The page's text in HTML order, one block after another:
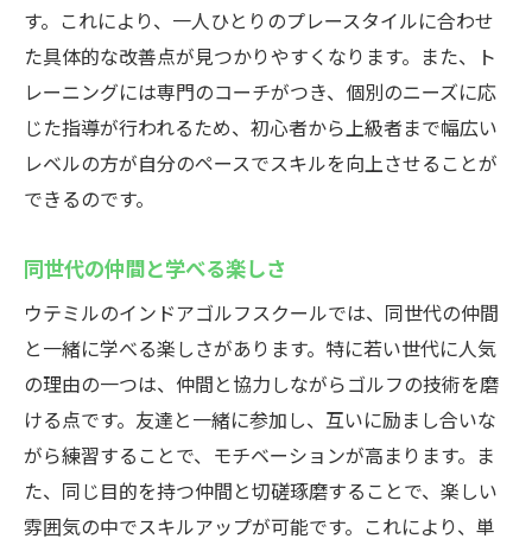
す。これにより、一人ひとりのプレースタイルに合わせ
た具体的な改善点が見つかりやすくなります。また、ト
レーニングには専門のコーチがつき、個別のニーズに応
じた指導が行われるため、初心者から上級者まで幅広い
レベルの方が自分のペースでスキルを向上させることが
できるのです。
同世代の仲間と学べる楽しさ
ウテミルのインドアゴルフスクールでは、同世代の仲間
と一緒に学べる楽しさがあります。特に若い世代に人気
の理由の一つは、仲間と協力しながらゴルフの技術を磨
ける点です。友達と一緒に参加し、互いに励まし合いな
がら練習することで、モチベーションが高まります。ま
た、同じ目的を持つ仲間と切磋琢磨することで、楽しい
雰囲気の中でスキルアップが可能です。これにより、単